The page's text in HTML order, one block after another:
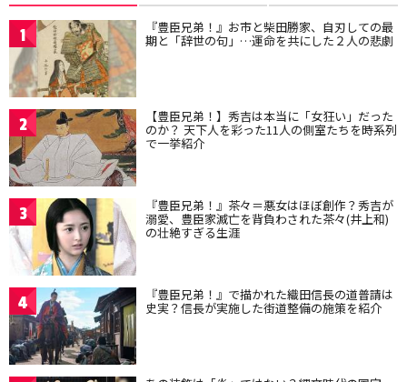
1 『豊臣兄弟！』お市と柴田勝家、自刃しての最
期と「辞世の句」…運命を共にした２人の悲劇
2 【豊臣兄弟！】秀吉は本当に「女狂い」だった
のか？ 天下人を彩った11人の側室たちを時系列
で一挙紹介
3 『豊臣兄弟！』茶々＝悪女はほぼ創作？秀吉が
溺愛、豊臣家滅亡を背負わされた茶々(井上和)
の壮絶すぎる生涯
4 『豊臣兄弟！』で描かれた織田信長の道普請は
史実？信長が実施した街道整備の施策を紹介